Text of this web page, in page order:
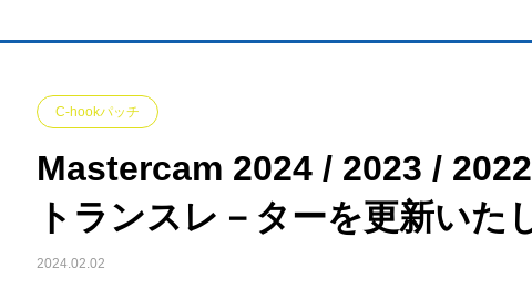
C-hookパッチ
Mastercam 2024 / 2023 /
トランスレ－ターを更新いた
2024.02.02